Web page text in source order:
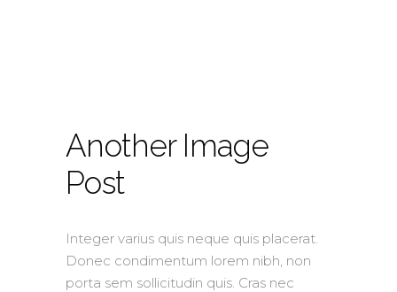
Another Image
Post
Integer varius quis neque quis placerat.
Donec condimentum lorem nibh, non
porta sem sollicitudin quis. Cras nec